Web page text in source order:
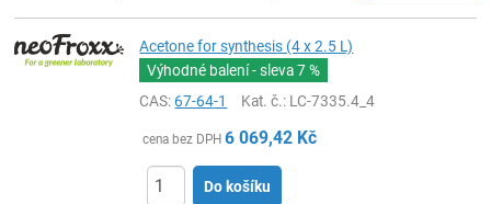
Acetone for synthesis (4 x 2.5 L)
Výhodné balení - sleva7 %
CAS:67-64-1 Kat. č.: LC-7335.4_4
cena bez DPH 6 069,42 Kč
Do košíku